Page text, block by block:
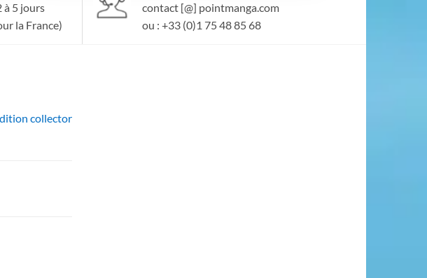
à 5 jours
la France)
contact [@] pointmanga.com
ou : +33 (0)1 75 48 85 68
collector